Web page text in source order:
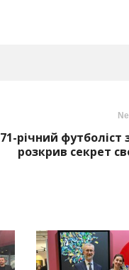
71-річний футболіст
розкрив секрет